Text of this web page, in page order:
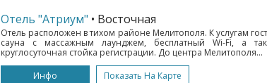
Отель "Атриум" • Восточная
Отель расположен в тихом районе Мелитополя. К услугам
сауна с массажным лаунджем, бесплатный Wi-Fi, а
круглосуточная стойка регистрации. До центра Мелитополя...
Инфо
Показать На Карте